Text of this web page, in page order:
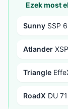
Ezek most
Sunny SSP
Atlander
Triangle
RoadX DU